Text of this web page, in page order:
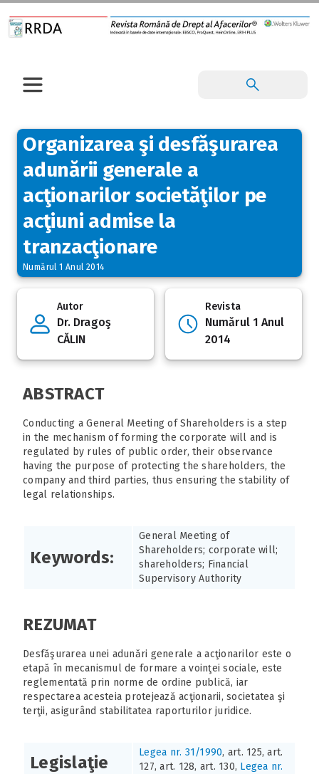
Organizarea şi desfăşurarea
adunării generale a
acţionarilor societăţilor pe
acţiuni admise la
tranzacţionare
Numărul 1 Anul 2014
Autor
Dr. Dragoş
CĂLIN
Revista
Numărul 1 Anul
2014
ABSTRACT
Conducting a General Meeting of Shareholders is a step
in the mechanism of forming the corporate will and is
regulated by rules of public order, their observance
having the purpose of protecting the shareholders, the
company and third parties, thus ensuring the stability of
legal relationships.
Keywords:
General Meeting of
Shareholders; corporate will;
shareholders; Financial
Supervisory Authority
REZUMAT
Desfăşurarea unei adunări generale a acţionarilor este o
etapă în mecanismul de formare a voinţei sociale, este
reglementată prin norme de ordine publică, iar
respectarea acesteia protejează acţionarii, societatea şi
terţii, asigurând stabilitatea raporturilor juridice.
Legislaţie
Legea nr. 31/1990, art. 125, art.
127, art. 128, art. 130, Legea nr.